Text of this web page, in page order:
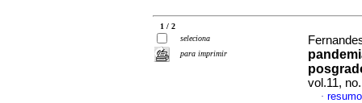
1 / 2
seleciona
para imprimir
vol.11,
·